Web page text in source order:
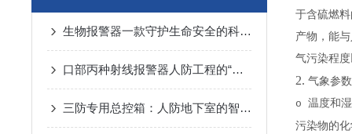
生物报警器一款守护生命安全的科技哨兵
口部丙种射线报警器人防工程的“核生化”哨兵
三防专用总控箱：人防地下室的智能指挥中枢
于含硫燃
产物，能
气污染程
2. 气象参
o 温度和
污染物的